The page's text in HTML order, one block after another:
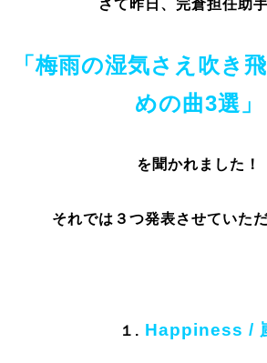
さて昨日、完倉担任助
「梅雨の湿気さえ吹き
めの曲3選」
を聞かれました！
それでは３つ発表させていた
１. Happiness /